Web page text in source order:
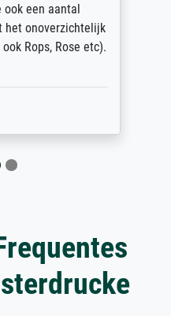
een aantal
het onoverzichtelijk
Rops, Rose etc).